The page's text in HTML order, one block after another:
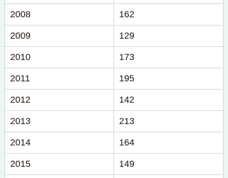
2008 162
2009 129
2010 173
2011 195
2012 142
2013 213
2014 164
2015 149